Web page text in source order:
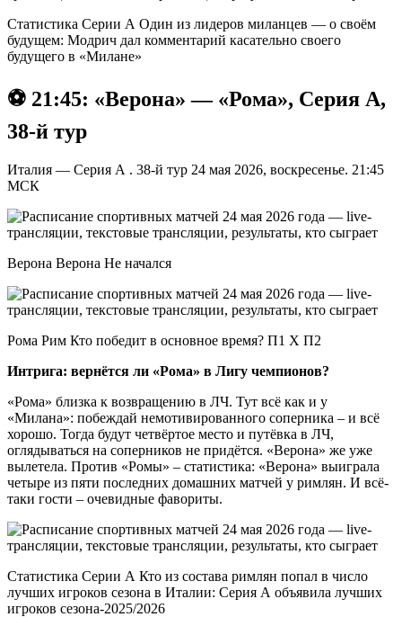
Статистика Серии А Один из лидеров миланцев — о своём
будущем: Модрич дал комментарий касательно своего
будущего в «Милане»
⚽️ 21:45: «Верона» — «Рома», Серия А,
38-й тур
Италия — Серия А . 38-й тур 24 мая 2026, воскресенье. 21:45
МСК
Верона Верона Не начался
Рома Рим Кто победит в основное время? П1 X П2
Интрига: вернётся ли «Рома» в Лигу чемпионов?
«Рома» близка к возвращению в ЛЧ. Тут всё как и у
«Милана»: побеждай немотивированного соперника – и всё
хорошо. Тогда будут четвёртое место и путёвка в ЛЧ,
оглядываться на соперников не придётся. «Верона» же уже
вылетела. Против «Ромы» – статистика: «Верона» выиграла
четыре из пяти последних домашних матчей у римлян. И всё-
таки гости – очевидные фавориты.
Статистика Серии А Кто из состава римлян попал в число
лучших игроков сезона в Италии: Серия А объявила лучших
игроков сезона-2025/2026